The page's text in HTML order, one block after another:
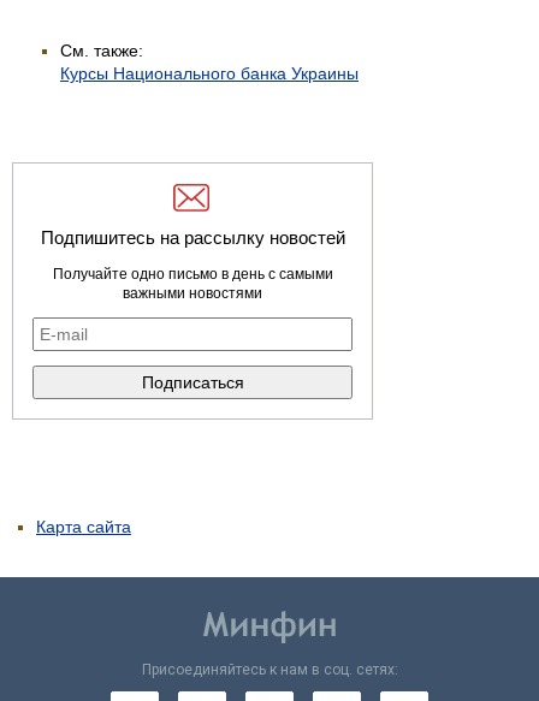
См. также:
Курсы Национального банка Украины
Подпишитесь на рассылку новостей
Получайте одно письмо в день с самыми
важными новостями
Карта сайта
Присоединяйтесь к нам в соц. сетях: